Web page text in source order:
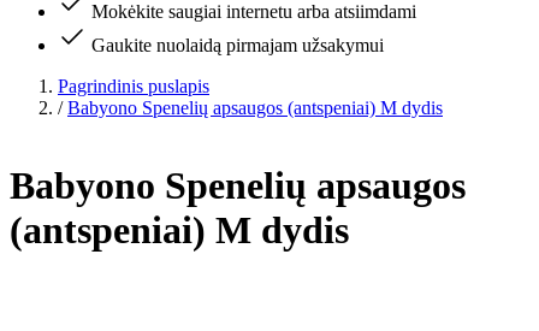
Mokėkite saugiai internetu arba atsiimdami
Gaukite nuolaidą pirmajam užsakymui
Pagrindinis puslapis
/ Babyono Spenelių apsaugos (antspeniai) M dydis
Babyono Spenelių apsaugos
(antspeniai) M dydis